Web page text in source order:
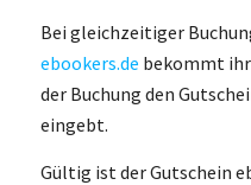
Bei gleichzeitiger
ebookers.de bekommt
der Buchung den
eingebt.
Gültig ist der Gutschein